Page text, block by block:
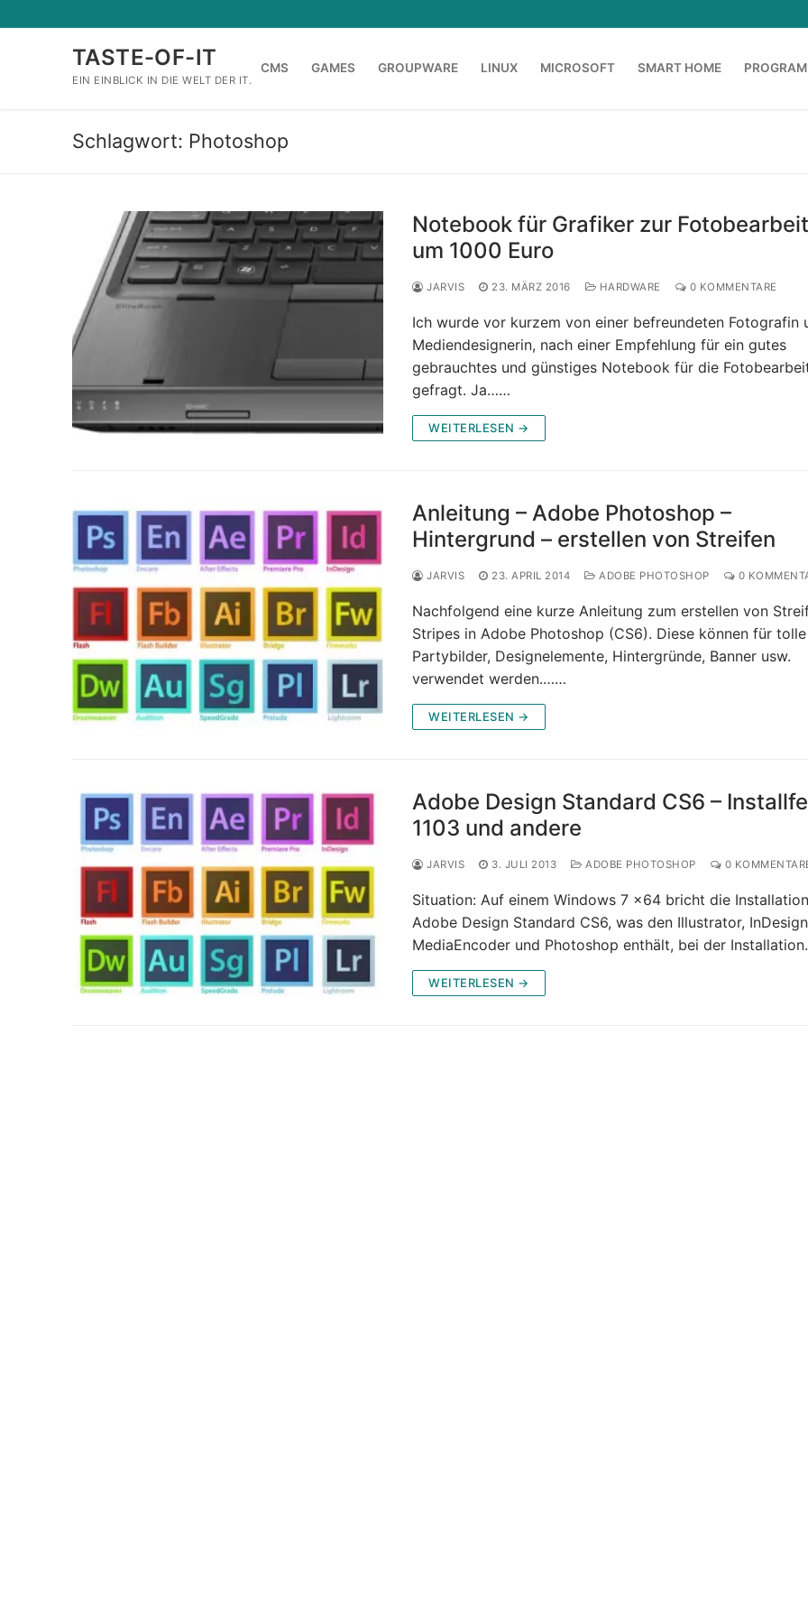
Inhalt
TASTE-OF-IT
EIN EINBLICK IN DIE WELT DER IT.
CMS GAMES GROUPWARE LINUX MICROSOFT SMART HOME
Schlagwort: Photoshop
Notebook für Grafiker zur
um 1000 Euro
JARVIS 23. MÄRZ 2016 HARDWARE 0 KOMMENTARE
Ich wurde vor kurzem von einer befreundeten Fotografin
Mediendesignerin, nach einer Empfehlung für ein gutes
gebrauchtes und günstiges Notebook für die
gefragt. Ja……
WEITERLESEN →
Anleitung – Adobe Photoshop –
Hintergrund – erstellen von Streifen
JARVIS 23. APRIL 2014 ADOBE PHOTOSHOP 0
Nachfolgend eine kurze Anleitung zum erstellen von
Stripes in Adobe Photoshop (CS6). Diese können für tolle
Partybilder, Designelemente, Hintergründe, Banner usw.
verwendet werden.……
WEITERLESEN →
Adobe Design Standard CS6 –
1103 und andere
JARVIS 3. JULI 2013 ADOBE PHOTOSHOP 0
Situation: Auf einem Windows 7 x64 bricht die
Adobe Design Standard CS6, was den Illustrator,
MediaEncoder und Photoshop enthält, bei der
WEITERLESEN →